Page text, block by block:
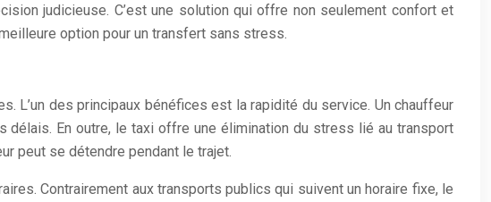
judicieuse. C’est une solution qui offre non seulement confort et
option pour un transfert sans stress.
L’un des principaux bénéfices est la rapidité du service. Un chauffeur
délais. En outre, le taxi offre une élimination du stress lié au transport
peut se détendre pendant le trajet.
Contrairement aux transports publics qui suivent un horaire fixe, le